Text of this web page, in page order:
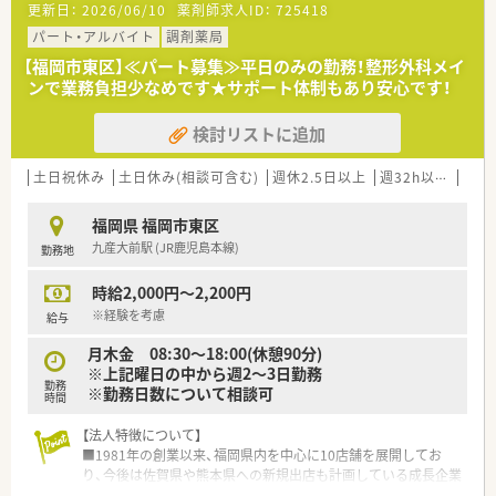
■ 今回の募集は通勤距離を理由とする前任者の退職に伴う欠員
補充であり、管理薬剤師を募集しています。
■ やるべきことをきちんと実行し、仕事に対して前向きに「〇〇
を頑張ります！」と答えられる意欲的な方を求めています。
■ 50代までの方が受入範囲の目安ですが、60代は基本的に難し
く、管理未経験や経験5年未満の方も推薦可能でございます。
【法人特徴について】
■ 福岡県内に3店舗を展開している地域密着型の個人薬局であ
■ 健康で心豊かに過ごせる地域のかかりつけ薬局を目指し、地
域医療への貢献に力を入れている点が特徴です。
■ 経営基盤を強固にする企業型確定拠出型年金制度を導入して
【求人情報について】
経験を考慮した上で給与額が決定されます。
■ 昇給は年に1回4月に、賞与は年に2回、合計4.00ヶ月分という
非常に高い水準で支給される見込みです。
育制度など福利厚生も充実しています。
更新日： 2026/06/10 薬剤師求人ID： 725418
パート・アルバイト
調剤薬局
【福岡市東区】≪パート募集≫平日のみの勤務！整形外科メイ
ンで業務負担少なめです★サポート体制もあり安心です！
検討リストに追加
土日祝休み 土日休み(相談可含む) 週休2.5日以上 週32h以上
勤務地
福岡県 福岡市東区
九産大前駅 (JR鹿児島本線)
給与
時給2,000円～2,200円
※経験を考慮
勤務
時間
月木金 08:30～18:00(休憩90分)
※上記曜日の中から週2～3日勤務
※勤務日数について相談可
【法人特徴について】
■1981年の創業以来、福岡県内を中心に10店舗を展開してお
り、今後は佐賀県や熊本県への新規出店も計画している成長企業